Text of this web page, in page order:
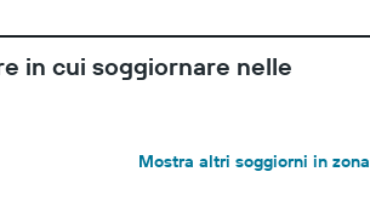
in cui soggiornare nelle
Mostra altri soggiorni in zona